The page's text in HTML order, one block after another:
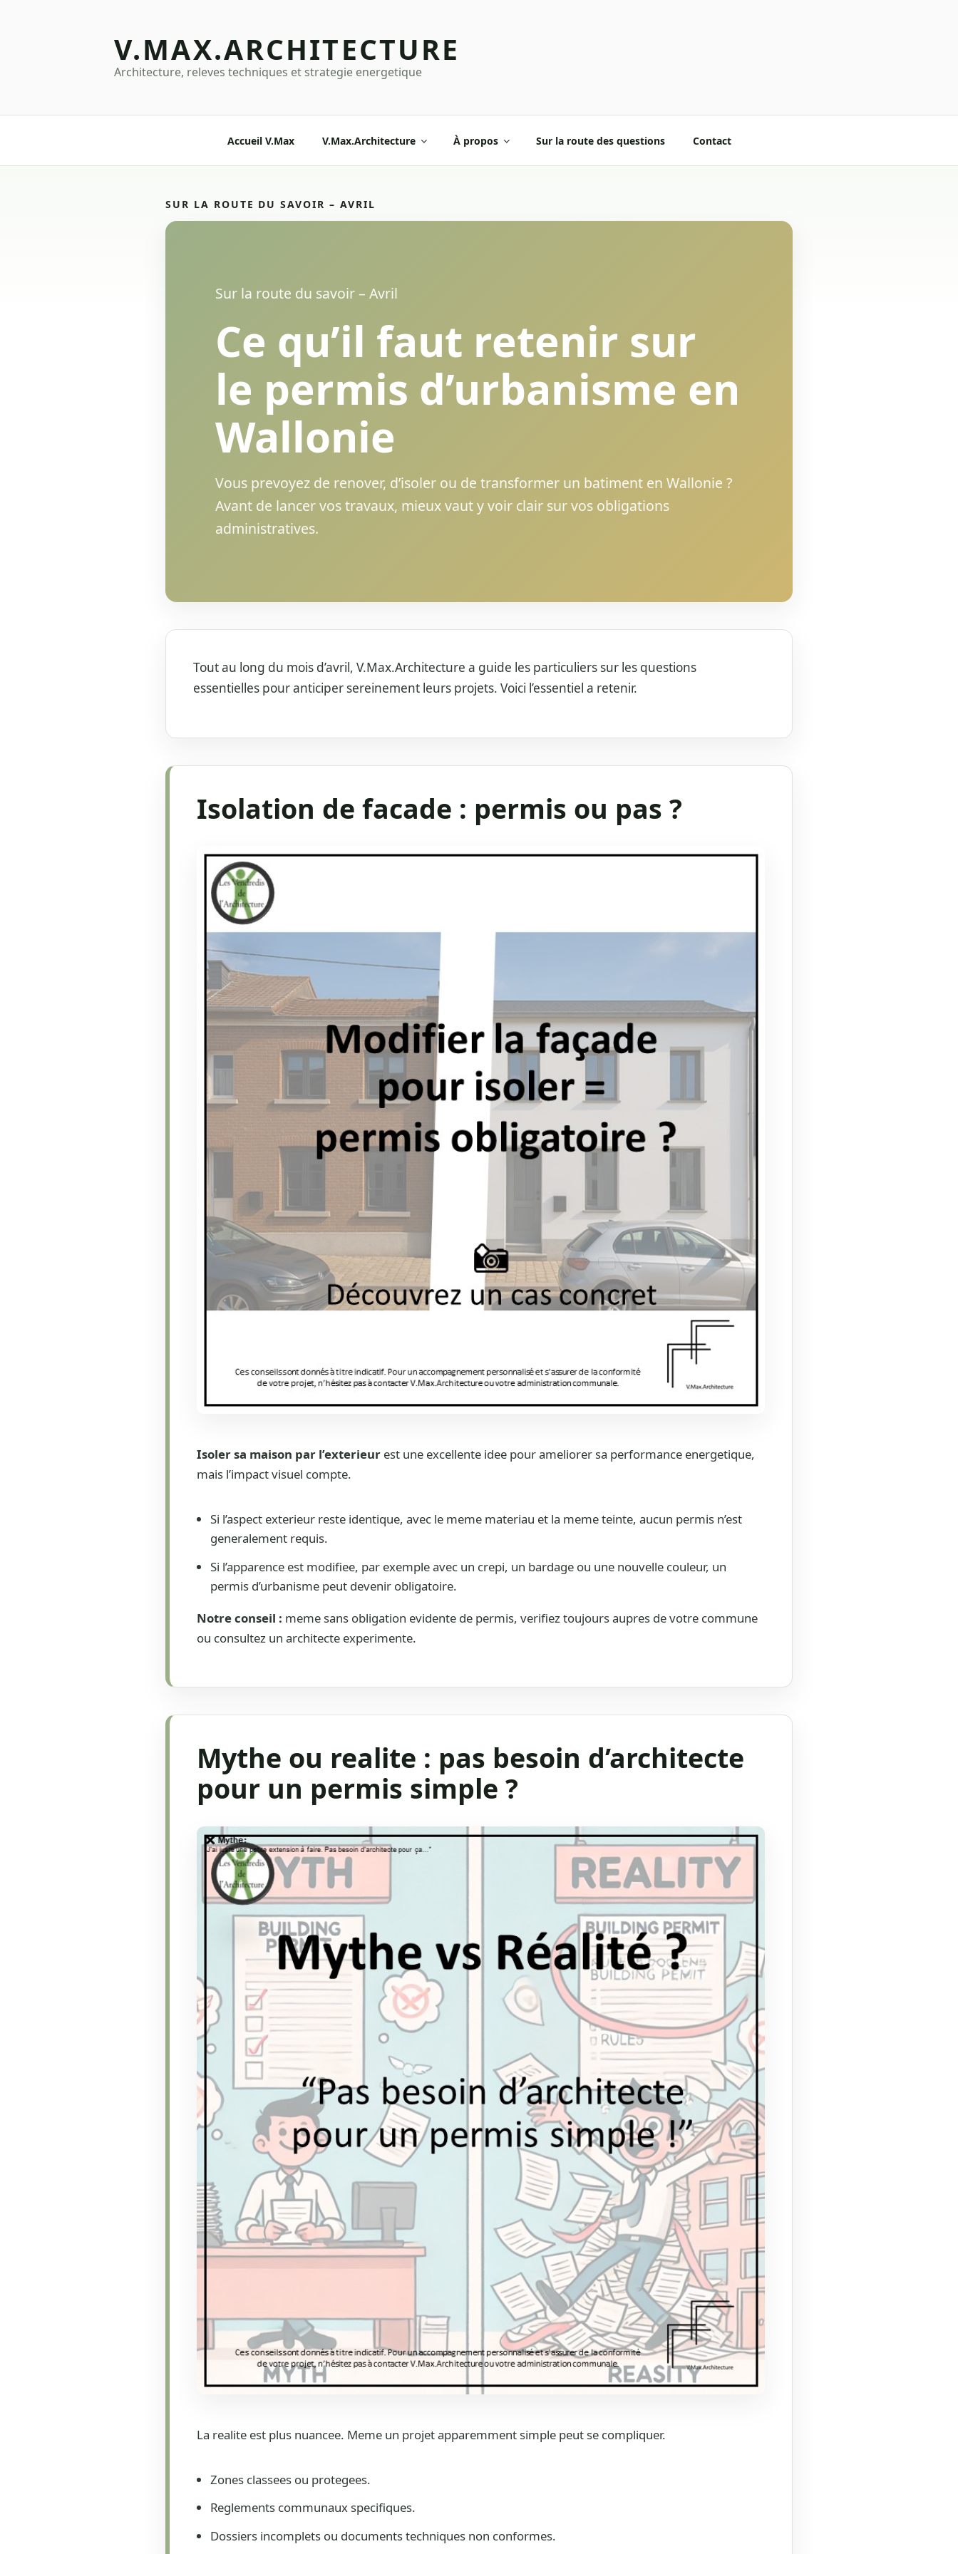
V.MAX.ARCHITECTURE
Architecture, releves techniques et strategie energetique
Accueil V.Max V.Max.Architecture À propos Sur la route des questions Contact
SUR LA ROUTE DU SAVOIR – AVRIL
Sur la route du savoir – Avril
Ce qu’il faut retenir sur
le permis d’urbanisme en
Wallonie
Vous prevoyez de renover, d’isoler ou de transformer un batiment en Wallonie ?
Avant de lancer vos travaux, mieux vaut y voir clair sur vos obligations
administratives.
Tout au long du mois d’avril, V.Max.Architecture a guide les particuliers sur les questions
essentielles pour anticiper sereinement leurs projets. Voici l’essentiel a retenir.
Isolation de facade : permis ou pas ?
Isoler sa maison par l’exterieur est une excellente idee pour ameliorer sa performance energetique,
mais l’impact visuel compte.
Si l’aspect exterieur reste identique, avec le meme materiau et la meme teinte, aucun permis n’est
generalement requis.
Si l’apparence est modifiee, par exemple avec un crepi, un bardage ou une nouvelle couleur, un
permis d’urbanisme peut devenir obligatoire.
Notre conseil : meme sans obligation evidente de permis, verifiez toujours aupres de votre commune
ou consultez un architecte experimente.
Mythe ou realite : pas besoin d’architecte
pour un permis simple ?
La realite est plus nuancee. Meme un projet apparemment simple peut se compliquer.
Zones classees ou protegees.
Reglements communaux specifiques.
Dossiers incomplets ou documents techniques non conformes.